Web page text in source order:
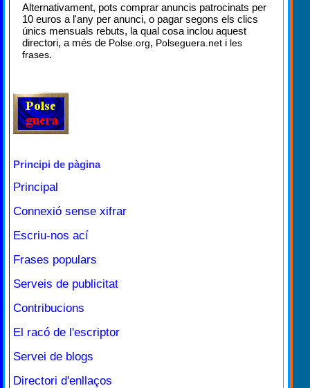
Alternativament, pots comprar anuncis patrocinats per
10 euros a l'any per anunci, o pagar segons els clics
únics mensuals rebuts, la qual cosa inclou aquest
directori, a més de Polse.org, Polseguera.net i les
frases.
Principi de pàgina
Principal
Connexió sense xifrar
Escriu-nos ací
Frases populars
Serveis de publicitat
Contribucions
El racó de l'escriptor
Servei de blogs
Directori d'enllaços